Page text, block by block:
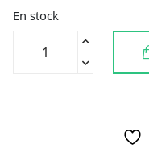
En stock